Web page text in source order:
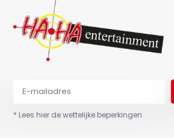
* Lees hier de wettelijke beperkingen